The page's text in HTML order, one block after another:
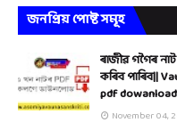
জনপ্ৰিয় পোষ্ট সমূহ
ৰাজীৱ গগৈৰ
কৰিব পাৰিব||
pdf
November 04,